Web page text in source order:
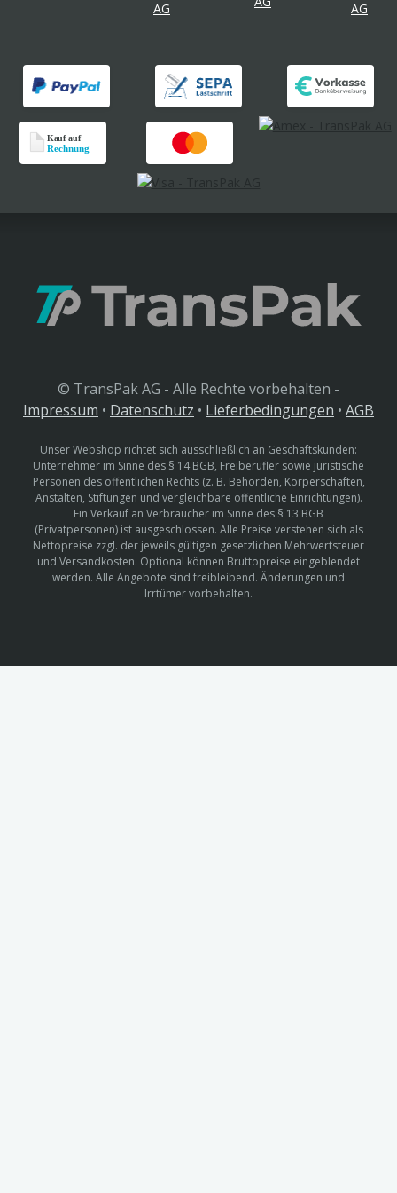
© TransPak AG - Alle Rechte vorbehalten -
Impressum • Datenschutz • Lieferbedingungen • AGB
Unser Webshop richtet sich ausschließlich an Geschäftskunden:
Unternehmer im Sinne des § 14 BGB, Freiberufler sowie juristische
Personen des öffentlichen Rechts (z. B. Behörden, Körperschaften,
Anstalten, Stiftungen und vergleichbare öffentliche Einrichtungen).
Ein Verkauf an Verbraucher im Sinne des § 13 BGB
(Privatpersonen) ist ausgeschlossen. Alle Preise verstehen sich als
Nettopreise zzgl. der jeweils gültigen gesetzlichen Mehrwertsteuer
und Versandkosten. Optional können Bruttopreise eingeblendet
werden. Alle Angebote sind freibleibend. Änderungen und
Irrtümer vorbehalten.